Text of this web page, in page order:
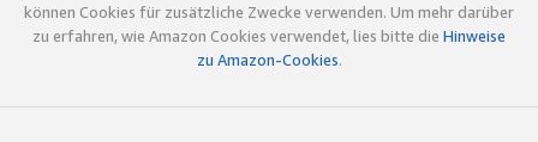
können Cookies für zusätzliche Zwecke verwenden. Um mehr darüber
zu erfahren, wie Amazon Cookies verwendet, lies bitte die Hinweise
zu Amazon-Cookies.